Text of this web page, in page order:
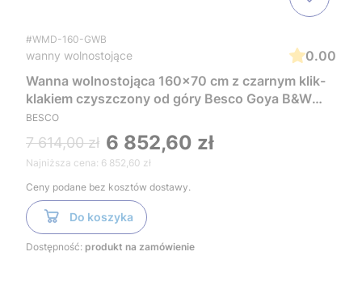
#WMD-160-GWB
wanny wolnostojące
0.00
Wanna wolnostojąca 160x70 cm z czarnym klik-
klakiem czyszczony od góry Besco Goya B&W
#WMD-160-GWB biały/czarny
BESCO
7 614,00 zł 6 852,60 zł
Najniższa cena: 6 852,60 zł
Ceny podane bez kosztów dostawy.
Do koszyka
Dostępność: produkt na zamówienie